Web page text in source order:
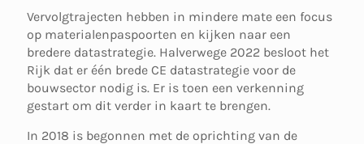
Vervolgtrajecten hebben in mindere mate een focus
op materialenpaspoorten en kijken naar een
bredere datastrategie. Halverwege 2022 besloot het
Rijk dat er één brede CE datastrategie voor de
bouwsector nodig is. Er is toen een verkenning
gestart om dit verder in kaart te brengen.
In 2018 is begonnen met de oprichting van de